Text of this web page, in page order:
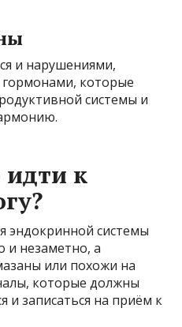
и нарушениями,
которые
системы и
к
эндокринной системы
и незаметно, а
или похожи на
которые должны
и записаться на приём к